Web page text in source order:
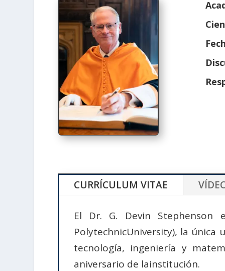
CURRÍCULUM VITAE
El Dr. G. Devin Stephenson
PolytechnicUniversity), la única
tecnología, ingeniería y
aniversario de lainstitución.